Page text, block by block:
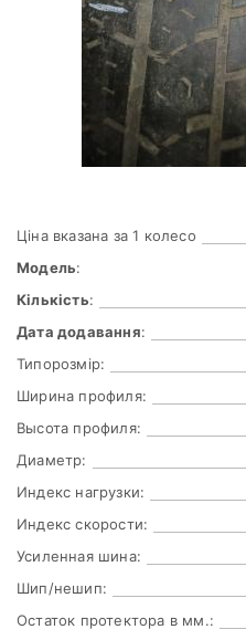
Ціна вказана за 1 колесо
Модель:
Кількість:
Дата додавання:
Типорозмір:
Ширина профиля:
Высота профиля:
Диаметр:
Индекс нагрузки:
Индекс скорости:
Усиленная шина:
Шип/нешип:
Остаток протектора в мм.: